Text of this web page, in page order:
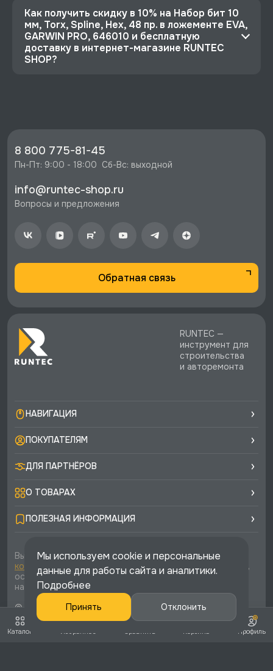
Как получить скидку в 10% на Набор бит 10
мм, Torx, Spline, Hex, 48 пр. в ложементе EVA,
GARWIN PRO, 646010 и бесплатную
доставку в интернет-магазине RUNTEC
SHOP?
скидкой - 5115 руб.
⚡️ Бесплатная доставка в Москве, Санкт-
стоимости заказа.
8 800 775-81-45
Пн-Пт: 9:00 - 18:00  Сб-Вс: выходной
info@runtec-shop.ru
Вопросы и предложения
Обратная связь
RUNTEC —
инструмент для
строительства
и авторемонта
НАВИГАЦИЯ
ПОКУПАТЕЛЯМ
ДЛЯ ПАРТНЁРОВ
О ТОВАРАХ
ПОЛЕЗНАЯ ИНФОРМАЦИЯ
Вы соглашаетесь с условиямиполитики
конфиденциальностиипубличной офертыкаждый раз,
оставляя свои данные в любой форме обратной связи
на сайте runtec-shop.ru
© 2026 «Runtec», официальный интернет-магазин. Все
права защищены
Каталог Профиль
Мы используем cookie и персональные
данные для работы сайта и аналитики.
Подробнее
Принять Отклонить